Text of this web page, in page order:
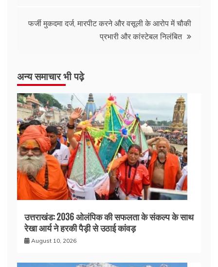
फर्जी मुकदमा दर्ज, मारपीट करने और वसूली के आरोप में चौकी
प्रभारी और कांस्टेबल निलंबित
अन्य समाचार भी पढ़े
उत्तराखंड: 2036 ओलंपिक की सफलता के संकल्प के साथ
रेखा आर्य ने हरकी पैड़ी से उठाई कांवड़
August 10, 2026